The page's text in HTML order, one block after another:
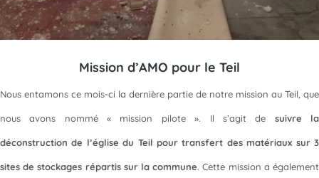
Mission d’AMO pour le Teil
Nous entamons ce mois-ci la dernière partie de notre mission au Teil, que
nous avons nommé « mission pilote ». Il s’agit de suivre la
déconstruction de l’église du Teil pour transfert des matériaux sur 3
sites de stockages répartis sur la commune. Cette mission a également